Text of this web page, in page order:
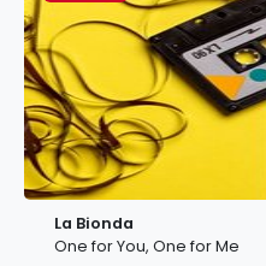
La Bionda
One for You, One for Me